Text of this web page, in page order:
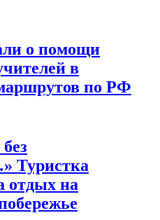
о помощи
в
по РФ
Туристка
отдых на